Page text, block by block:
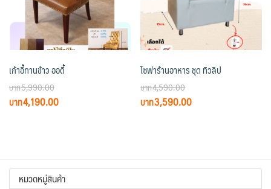
เก้าอี้ทานข้าว ออดี้
5,990.00
Original
4,190.00Current
โซฟาร้านอาหาร ชุด ทิวลิป
4,590.00
Original
3,590.00Current
หมวดหมู่สินค้า